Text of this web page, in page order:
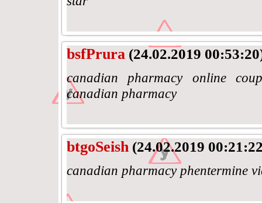
bsfPrura (24.02.2019
canadian pharmacy online
canadian pharmacy
btgoSeish (24.02.2019
canadian pharmacy phentermine